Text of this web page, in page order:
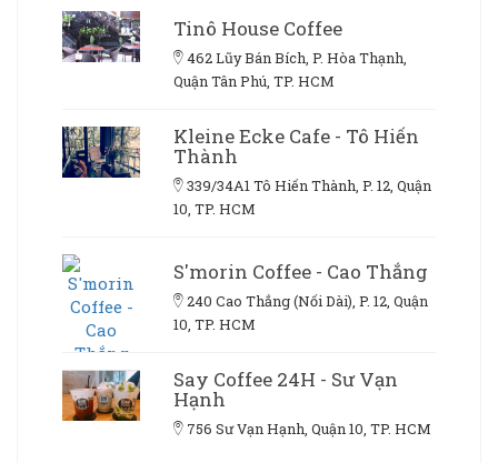
Tinô House Coffee
462 Lũy Bán Bích, P. Hòa Thạnh,
Quận Tân Phú, TP. HCM
Kleine Ecke Cafe - Tô Hiến
Thành
339/34A1 Tô Hiến Thành, P. 12, Quận
10, TP. HCM
S'morin Coffee - Cao Thắng
240 Cao Thắng (Nối Dài), P. 12, Quận
10, TP. HCM
Say Coffee 24H - Sư Vạn
Hạnh
756 Sư Vạn Hạnh, Quận 10, TP. HCM